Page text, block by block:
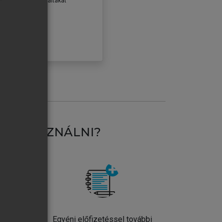
HASZNÁLNI?
Egyéni előfizetéssel további